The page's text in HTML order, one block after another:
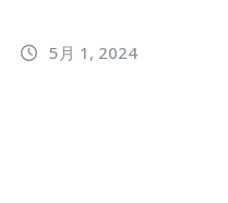
5月 1, 2024